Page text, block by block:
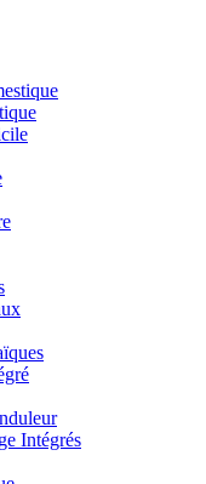
Intégrés